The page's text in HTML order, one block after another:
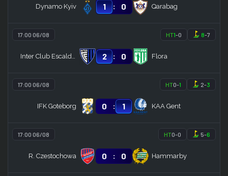
Dynamo Kyiv 1 : 0 Qarabag
17:00 06/08 HT1-0 8-7
Inter Club Escaldes 2 : 0 Flora
17:00 06/08 HT0-1 2-3
IFK Goteborg 0 : 1 KAA Gent
17:00 06/08 HT0-0 5-6
R. Czestochowa 0 : 0 Hammarby